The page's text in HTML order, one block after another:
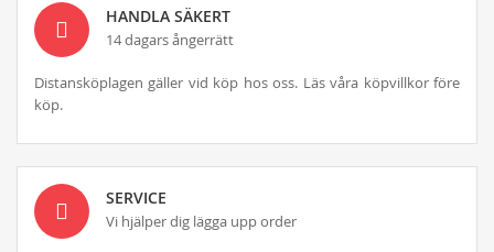
HANDLA SÄKERT
14 dagars ångerrätt
Distansköplagen gäller vid köp hos oss. Läs våra köpvillkor före
köp.
SERVICE
Vi hjälper dig lägga upp order